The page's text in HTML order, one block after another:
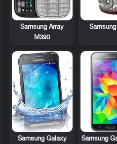
Samsung Array
M390
Samsung
Samsung Galaxy